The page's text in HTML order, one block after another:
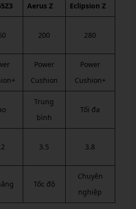
Aerus Z Eclipsion Z
200 280
Power
Cushion
Power
Cushion+
Trung
bình
Tối đa
3.5 3.8
Tốc độ
Chuyên
nghiệp